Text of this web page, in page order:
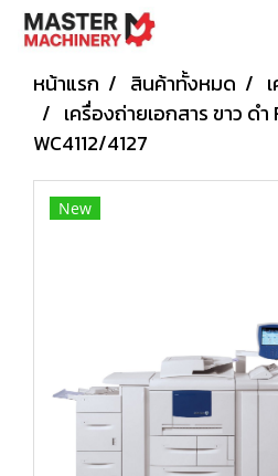
หน้าแรก สินค้าทั้งหมด
เครื่องถ่ายเอกสาร ขาว ดำ
WC4112/4127
New